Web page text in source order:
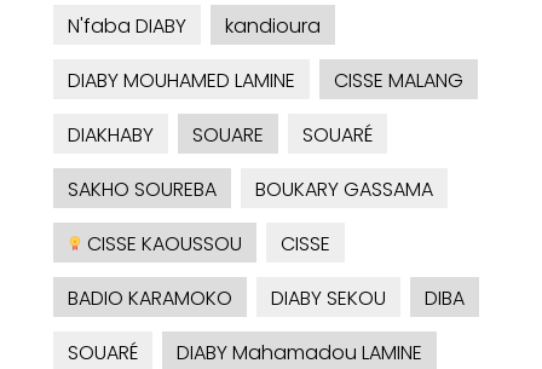
N'faba DIABY
kandioura
DIABY MOUHAMED LAMINE
CISSE MALANG
DIAKHABY
SOUARE
SOUARÉ
SAKHO SOUREBA
BOUKARY GASSAMA
CISSE KAOUSSOU
CISSE
BADIO KARAMOKO
DIABY SEKOU
DIBA
SOUARÉ
DIABY Mahamadou LAMINE